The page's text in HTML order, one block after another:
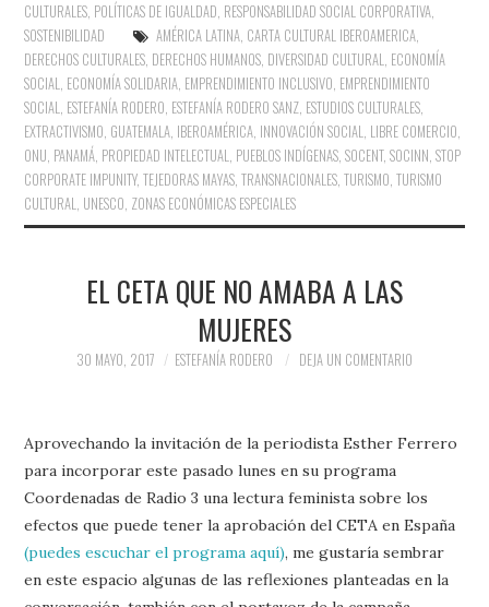
CULTURALES, POLÍTICAS DE IGUALDAD, RESPONSABILIDAD SOCIAL CORPORATIVA,
SOSTENIBILIDAD
AMÉRICA LATINA, CARTA CULTURAL IBEROAMERICA,
DERECHOS CULTURALES, DERECHOS HUMANOS, DIVERSIDAD CULTURAL, ECONOMÍA
SOCIAL, ECONOMÍA SOLIDARIA, EMPRENDIMIENTO INCLUSIVO, EMPRENDIMIENTO
SOCIAL, ESTEFANÍA RODERO, ESTEFANÍA RODERO SANZ, ESTUDIOS CULTURALES,
EXTRACTIVISMO, GUATEMALA, IBEROAMÉRICA, INNOVACIÓN SOCIAL, LIBRE COMERCIO,
ONU, PANAMÁ, PROPIEDAD INTELECTUAL, PUEBLOS INDÍGENAS,SOCENT,SOCINN,STOP
CORPORATE IMPUNITY,TEJEDORAS MAYAS,TRANSNACIONALES,TURISMO,TURISMO
CULTURAL, UNESCO, ZONAS ECONÓMICAS ESPECIALES
EL CETA QUE NO AMABA A LAS
MUJERES
30 MAYO, 2017 ESTEFANÍA RODERO DEJA UN COMENTARIO
Aprovechando la invitación de la periodista Esther Ferrero
para incorporar este pasado lunes en su programa
Coordenadas de Radio 3 una lectura feminista sobre los
efectos que puede tener la aprobación del CETA en España
(puedes escuchar el programa aquí), me gustaría sembrar
en este espacio algunas de las reflexiones planteadas en la